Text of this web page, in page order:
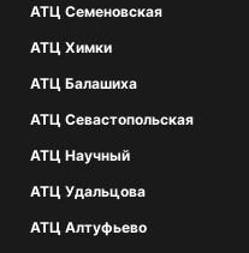
АТЦ Семеновская
АТЦ Химки
АТЦ Балашиха
АТЦ Севастопольская
АТЦ Научный
АТЦ Удальцова
АТЦ Алтуфьево